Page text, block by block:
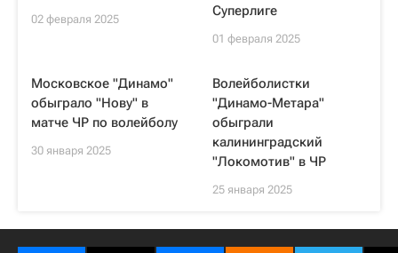
02 февраля 2025
Суперлиге
01 февраля 2025
Московское "Динамо"
обыграло "Нову" в
матче ЧР по волейболу
30 января 2025
Волейболистки
"Динамо-Метара"
обыграли
калининградский
"Локомотив" в ЧР
25 января 2025